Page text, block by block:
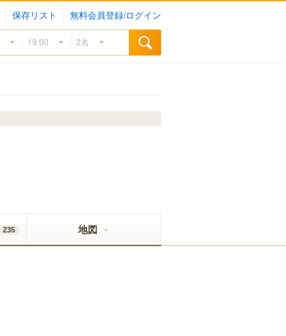
保存リスト 無料会員登録/ログイン
235 地図